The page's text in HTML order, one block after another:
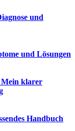
und
und Lösungen
Mein klarer
Handbuch